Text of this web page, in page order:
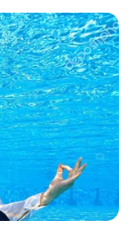
USAQUÉN
ENGATIVÁ